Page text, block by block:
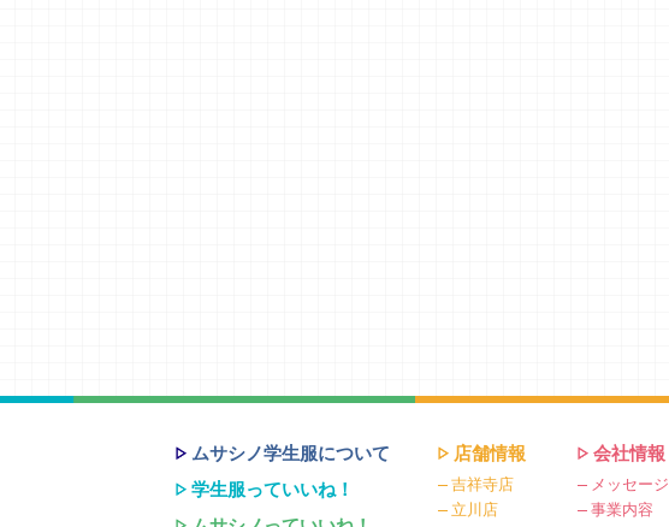
ムサシノ学生服について
学生服っていいね！
店舗情報
吉祥寺店
立川店
会社情報
メッセージ
事業内容